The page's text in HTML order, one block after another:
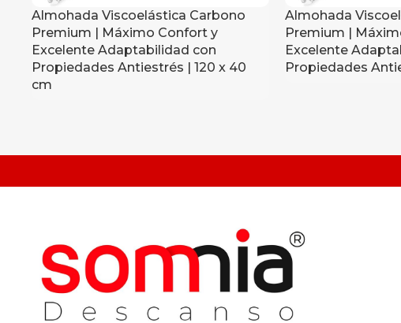
Almohada Viscoelástica Carbono
Premium | Máximo Confort y
Excelente Adaptabilidad con
Propiedades Antiestrés | 120 x 40
cm
Almohada
Premium |
Excelente
Propiedades